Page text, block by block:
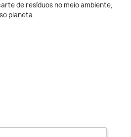
de resíduos no meio ambiente,
planeta.